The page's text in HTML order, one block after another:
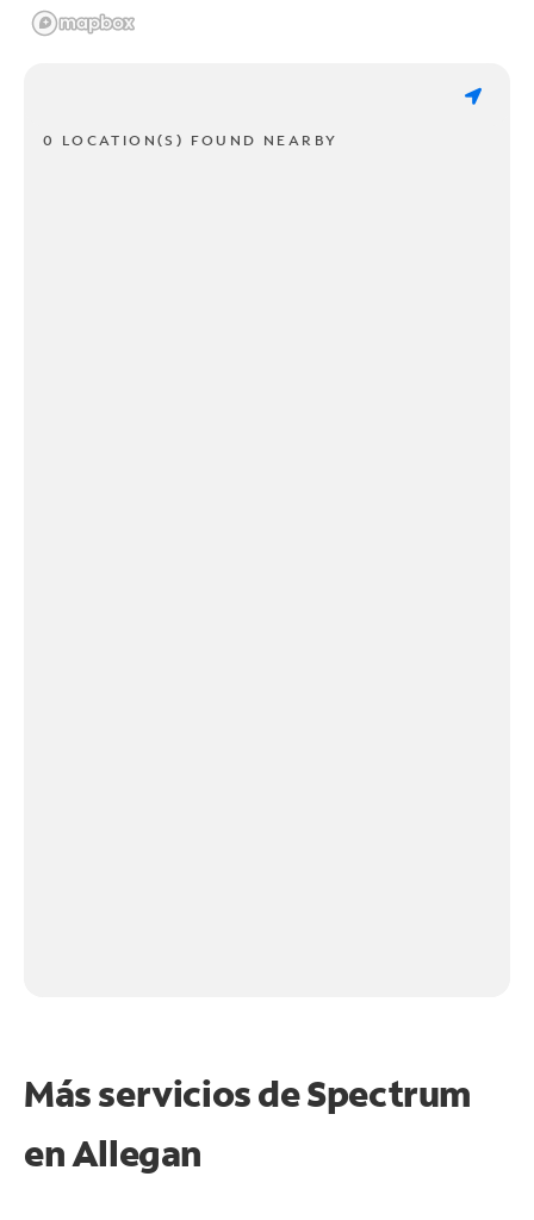
0 LOCATION(S) FOUND NEARBY
Más servicios de Spectrum
enAllegan